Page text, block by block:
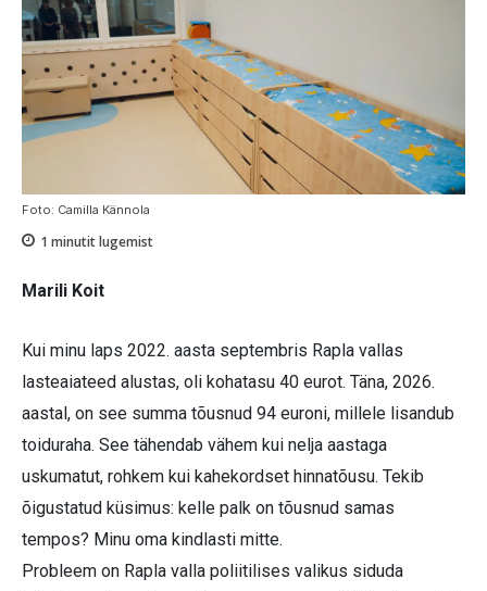
Foto: Camilla Kännola
1 minutit lugemist
Marili Koit
Kui minu laps 2022. aasta septembris Rapla vallas
lasteaiateed alustas, oli kohatasu 40 eurot. Täna, 2026.
aastal, on see summa tõusnud 94 euroni, millele lisandub
toiduraha. See tähendab vähem kui nelja aastaga
uskumatut, rohkem kui kahekordset hinnatõusu. Tekib
õigustatud küsimus: kelle palk on tõusnud samas
tempos? Minu oma kindlasti mitte.
Probleem on Rapla valla poliitilises valikus siduda